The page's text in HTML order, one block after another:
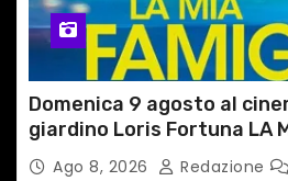
Domenica 9 agosto al
giardino Loris Fortuna LA
TAIPEIAgo 8, 2026 Redazione